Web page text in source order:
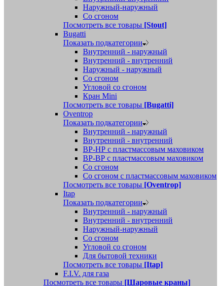
Наружный-наружный
Со сгоном
Посмотреть все товары [Stout]
Bugatti
Показать подкатегории
Внутренний - наружный
Внутренний - внутренний
Наружный - наружный
Со сгоном
Угловой со сгоном
Кран Mini
Посмотреть все товары [Bugatti]
Oventrop
Показать подкатегории
Внутренний - наружный
Внутренний - внутренний
ВР-НР с пластмассовым маховиком
ВР-ВР с пластмассовым маховиком
Со сгоном
Со сгоном с пластмассовым маховиком
Посмотреть все товары [Oventrop]
Itap
Показать подкатегории
Внутренний - наружный
Внутренний - внутренний
Наружный-наружный
Со сгоном
Угловой со сгоном
Для бытовой техники
Посмотреть все товары [Itap]
F.I.V. для газа
Посмотреть все товары [Шаровые краны]